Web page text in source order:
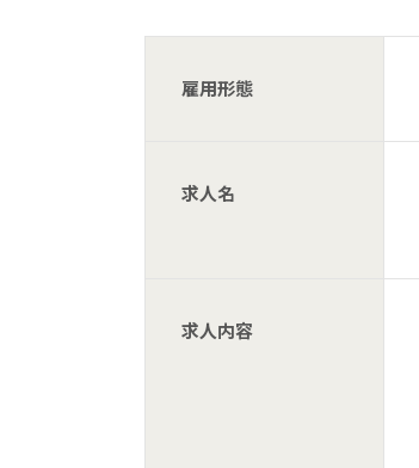
雇用形態
求人名
求人内容